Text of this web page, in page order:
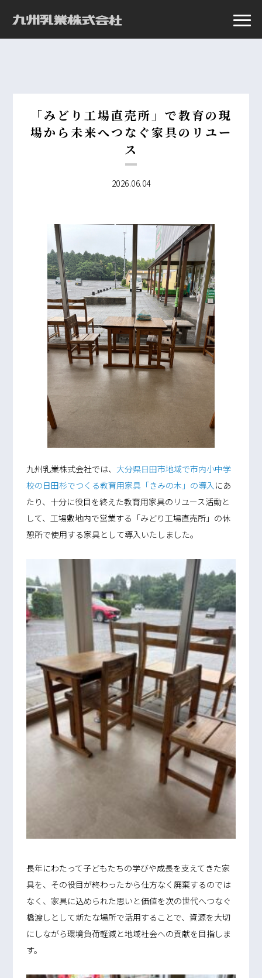
「みどり工場直売所」で教育の現
場から未来へつなぐ家具のリユー
ス
2026.06.04
九州乳業株式会社では、 大分県日田市地域で市内小中学
校の日田杉でつくる教育用家具「きみの木」の導入にあ
たり、十分に役目を終えた教育用家具のリユース活動と
して、工場敷地内で営業する「みどり工場直売所」の休
憩所で使用する家具として導入いたしました。
長年にわたって子どもたちの学びや成長を支えてきた家
具を、その役目が終わったから仕方なく廃棄するのでは
なく、家具に込められた思いと価値を次の世代へつなぐ
橋渡しとして新たな場所で活用することで、資源を大切
にしながら環境負荷軽減と地域社会への貢献を目指しま
す。